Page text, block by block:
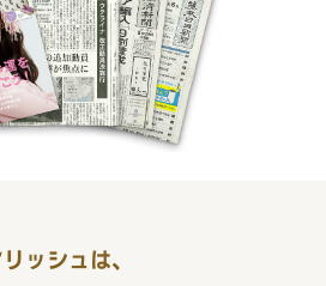
ッシュは、